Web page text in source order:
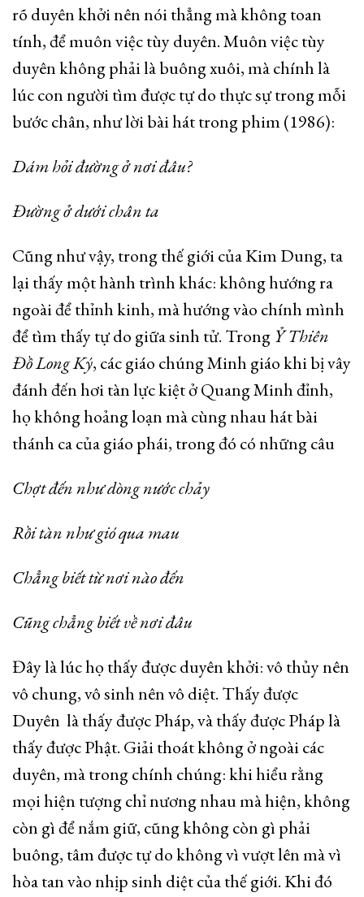
rõ duyên khởi nên nói thẳng mà không toan
tính, để muôn việc tùy duyên. Muôn việc tùy
duyên không phải là buông xuôi, mà chính là
lúc con người tìm được tự do thực sự trong mỗi
bước chân, như lời bài hát trong phim (1986):
Dám hỏi đường ở nơi đâu?
Đường ở dưới chân ta
Cũng như vậy, trong thế giới của Kim Dung, ta
lại thấy một hành trình khác: không hướng ra
ngoài để thỉnh kinh, mà hướng vào chính mình
để tìm thấy tự do giữa sinh tử. Trong Ỷ Thiên
Đồ Long Ký, các giáo chúng Minh giáo khi bị vây
đánh đến hơi tàn lực kiệt ở Quang Minh đỉnh,
họ không hoảng loạn mà cùng nhau hát bài
thánh ca của giáo phái, trong đó có những câu
Chợt đến như dòng nước chảy
Rồi tàn như gió qua mau
Chẳng biết từ nơi nào đến
Cũng chẳng biết về nơi đâu
Đây là lúc họ thấy được duyên khởi: vô thủy nên
vô chung, vô sinh nên vô diệt. Thấy được
Duyên là thấy được Pháp, và thấy được Pháp là
thấy được Phật. Giải thoát không ở ngoài các
duyên, mà trong chính chúng: khi hiểu rằng
mọi hiện tượng chỉ nương nhau mà hiện, không
còn gì để nắm giữ, cũng không còn gì phải
buông, tâm được tự do không vì vượt lên mà vì
hòa tan vào nhịp sinh diệt của thế giới. Khi đó